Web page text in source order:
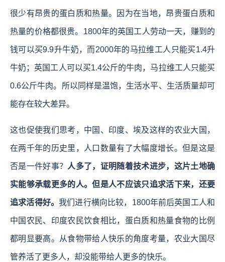
很少有昂贵的蛋白质和热量。因为在当地，昂贵蛋白质和
热量的价格都很贵。1800年的英国工人劳动一天，赚到的
钱可以买9.9升牛奶，而2000年的马拉维工人只能买1.4升
牛奶；英国工人可以买1.4公斤的牛肉，马拉维工人只能买
0.6公斤牛肉。所以同样是温饱，生活水平、生活质量却可
能存在较大差异。
这也促使我们思考，中国、印度、埃及这样的农业大国，
在两千年的历史里，人口数量有了大幅度增长。但是这是
否是一件好事？ 人多了，证明随着技术进步，这片土地确
实能够承载更多的人。但是人不应该只追求活下来，还要
追求活得好。我们进行横向比较，1800年前后英国工人和
中国农民、印度农民饮食相比，蛋白质和热量食物的比例
都明显要高。从食物带给人快乐的角度考量，农业大国尽
管养活了更多人，却没能带给人更多的快乐。